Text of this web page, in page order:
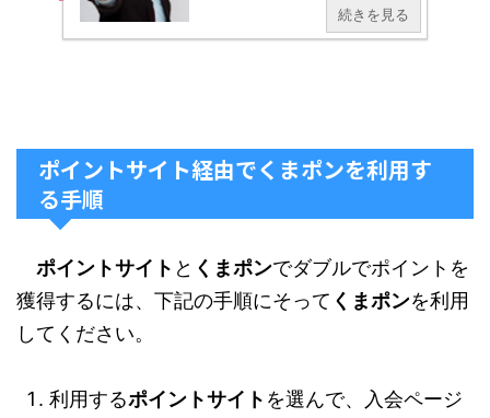
続きを見る
ポイントサイト経由でくまポンを利用す
る手順
ポイントサイト と くまポンでダブルでポイントを
獲得するには、下記の手順にそって くまポンを利用
してください。
利用するポイントサイト を選んで、入会ページ